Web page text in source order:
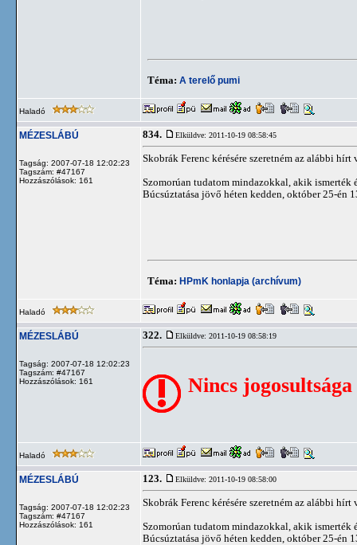
Téma: A terelő pumi
Haladó
MÉZESLÁBÚ
Tagság: 2007-07-18 12:02:23
Tagszám: #47167
Hozzászólások: 161
834. Elküldve: 2011-10-19 08:58:45
Skobrák Ferenc kérésére szeretném az alábbi
Szomorúan tudatom mindazokkal, akik
Búcsúztatása jövő héten kedden, október 25-én
Téma: HPmK honlapja (archívum)
Haladó
MÉZESLÁBÚ
Tagság: 2007-07-18 12:02:23
Tagszám: #47167
Hozzászólások: 161
322. Elküldve: 2011-10-19 08:58:19
Nincs
Haladó
MÉZESLÁBÚ
Tagság: 2007-07-18 12:02:23
Tagszám: #47167
Hozzászólások: 161
123. Elküldve: 2011-10-19 08:58:00
Skobrák Ferenc kérésére szeretném az alábbi
Szomorúan tudatom mindazokkal, akik
Búcsúztatása jövő héten kedden, október 25-én